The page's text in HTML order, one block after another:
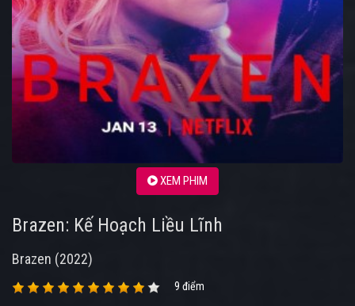
XEM PHIM
Brazen: Kế Hoạch Liều Lĩnh
Brazen (2022)
9 điểm